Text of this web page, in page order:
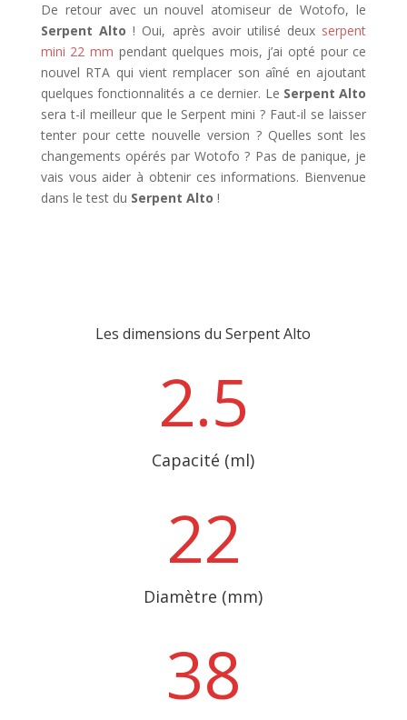
De retour avec un nouvel atomiseur de Wotofo, le
Serpent Alto ! Oui, après avoir utilisé deux serpent
mini 22 mm pendant quelques mois, j’ai opté pour ce
nouvel RTA qui vient remplacer son aîné en ajoutant
quelques fonctionnalités a ce dernier. Le Serpent Alto
sera t-il meilleur que le Serpent mini ? Faut-il se laisser
tenter pour cette nouvelle version ? Quelles sont les
changements opérés par Wotofo ? Pas de panique, je
vais vous aider à obtenir ces informations. Bienvenue
dans le test du Serpent Alto !
Les dimensions du Serpent Alto
2.5
Capacité (ml)
22
Diamètre (mm)
38